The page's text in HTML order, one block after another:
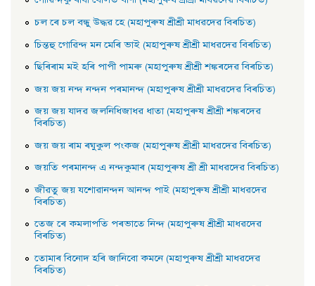
চল ৰে চল বন্ধু উদ্ধৱ হে (মহাপুৰুষ শ্ৰীশ্ৰী মাধৱদেৱ বিৰচিত)
চিন্তহু গােৱিন্দ মন মেৰি ভাই (মহাপুৰুষ শ্ৰীশ্ৰী মাধৱদেৱ বিৰচিত)
ছিৰিৰাম মই হৰি পাপী পামৰু (মহাপুৰুষ শ্ৰীশ্ৰী শঙ্কৰদেৱ বিৰচিত)
জয় জয় নন্দ নন্দন পৰমানন্দ (মহাপুৰুষ শ্ৰীশ্ৰী মাধৱদেৱ বিৰচিত)
জয় জয় যাদৱ জলনিধিজাধৱ ধাতা (মহাপুৰুষ শ্ৰীশ্ৰী শঙ্কৰদেৱ
বিৰচিত)
জয় জয় ৰাম ৰঘুকুল পংকজ (মহাপুৰুষ শ্ৰীশ্ৰী মাধৱদেৱ বিৰচিত)
জয়তি পৰমানন্দ এ নন্দকুমাৰ (মহাপুৰুষ শ্ৰী শ্ৰী মাধৱদেৱ বিৰচিত)
জীৱতু জয় যশােৱানন্দন আনন্দ পাই (মহাপুৰুষ শ্ৰীশ্ৰী মাধৱদেৱ
বিৰচিত)
তেজ ৰে কমলাপতি পৰভাতে নিন্দ (মহাপুৰুষ শ্ৰীশ্ৰী মাধৱদেৱ
বিৰচিত)
তােমাৰ বিনােদ হৰি জানিবো কমনে (মহাপুৰুষ শ্ৰীশ্ৰী মাধৱদেৱ
বিৰচিত)